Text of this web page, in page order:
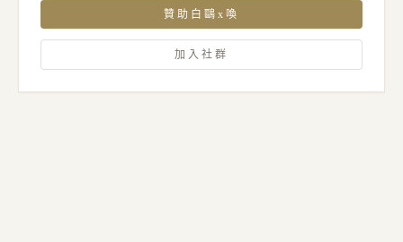
贊助白鷗x喚
加入社群